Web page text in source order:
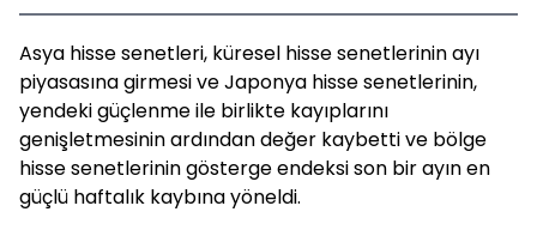
Asya hisse senetleri, küresel hisse senetlerinin ayı
piyasasına girmesi ve Japonya hisse senetlerinin,
yendeki güçlenme ile birlikte kayıplarını
genişletmesinin ardından değer kaybetti ve bölge
hisse senetlerinin gösterge endeksi son bir ayın en
güçlü haftalık kaybına yöneldi.